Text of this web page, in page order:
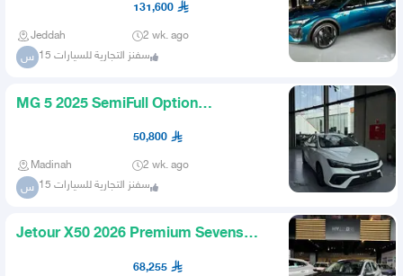
131,600
Jeddah 2 wk. ago
س سفنز التجارية للسيارات 15
MG 5 2025 SemiFull Option
50,800
Madinah 2 wk. ago
س سفنز التجارية للسيارات 15
Jetour X50 2026 Premium Sevens
68,255